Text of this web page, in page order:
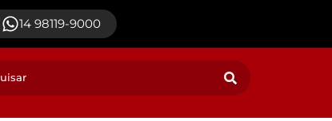
14 98119-9000